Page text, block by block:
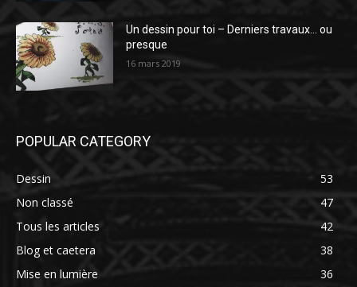
Un dessin pour toi – Derniers travaux… ou
presque
16 mars 2019
POPULAR CATEGORY
Dessin
53
Non classé
47
Tous les articles
42
Blog et caetera
38
Mise en lumière
36